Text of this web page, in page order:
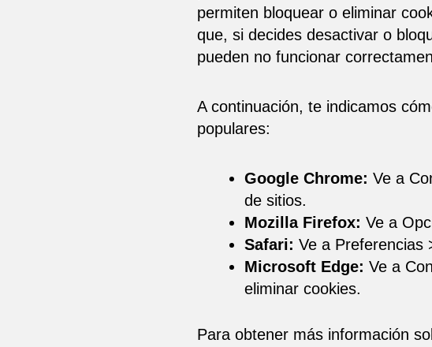
permiten bloquear o eliminar
que, si decides desactivar o
pueden no funcionar
A continuación, te indicamos
populares:
Google Chrome: Ve a
de sitios.
Mozilla Firefox: Ve a
Safari: Ve a Preferencias
Microsoft Edge: Ve a
eliminar cookies.
Para obtener más información